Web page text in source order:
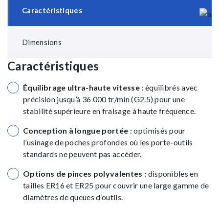
Caractéristiques
Dimensions
Caractéristiques
Équilibrage ultra-haute vitesse : équilibrés avec
précision jusqu’à 36 000 tr/min (G2.5) pour une
stabilité supérieure en fraisage à haute fréquence.
Conception à longue portée :optimisés pour
l’usinage de poches profondes où les porte-outils
standards ne peuvent pas accéder.
Options de pinces polyvalentes : disponibles en
tailles ER16 et ER25 pour couvrir une large gamme de
diamètres de queues d’outils.